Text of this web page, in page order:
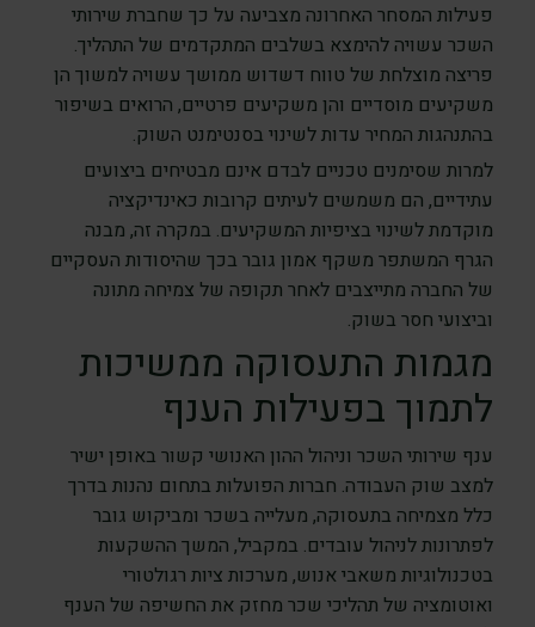
פעילות המסחר האחרונה מצביעה על כך שחברת שירותי
השכר עשויה להימצא בשלבים המתקדמים של התהליך.
פריצה מוצלחת של טווח דשדוש ממושך עשויה למשוך הן
משקיעים מוסדיים והן משקיעים פרטיים, הרואים בשיפור
בהתנהגות המחיר עדות לשינוי בסנטימנט השוק.
למרות שסימנים טכניים לבדם אינם מבטיחים ביצועים
עתידיים, הם משמשים לעיתים קרובות כאינדיקציה
מוקדמת לשינוי בציפיות המשקיעים. במקרה זה, מבנה
הגרף המשתפר משקף אמון גובר בכך שהיסודות העסקיים
של החברה מתייצבים לאחר תקופה של צמיחה מתונה
וביצועי חסר בשוק.
מגמות התעסוקה ממשיכות
לתמוך בפעילות הענף
ענף שירותי השכר וניהול ההון האנושי קשור באופן ישיר
למצב שוק העבודה. חברות הפועלות בתחום נהנות בדרך
כלל מצמיחה בתעסוקה, מעלייה בשכר ומביקוש גובר
לפתרונות לניהול עובדים. במקביל, המשך ההשקעות
בטכנולוגיות משאבי אנוש, מערכות ציות רגולטורי
ואוטומציה של תהליכי שכר מחזק את החשיפה של הענף